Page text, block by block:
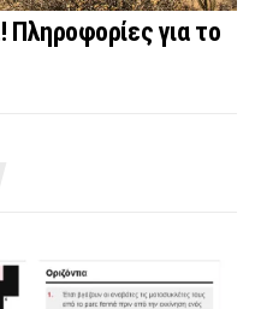
για το